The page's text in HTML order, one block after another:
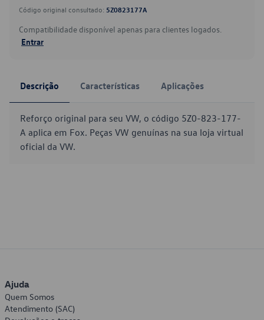
Código original consultado: 5Z0823177A
Compatibilidade disponível apenas para clientes logados.
Entrar
Descrição Características Aplicações
Reforço original para seu VW, o código 5Z0-823-177-
A aplica em Fox. Peças VW genuínas na sua loja virtual
oficial da VW.
Ajuda
Quem Somos
Atendimento (SAC)